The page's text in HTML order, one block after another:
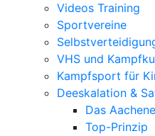
Videos Training
Sportvereine
VHS und
Kampfsport für
Deeskalation &
Das
Top-Prinzip